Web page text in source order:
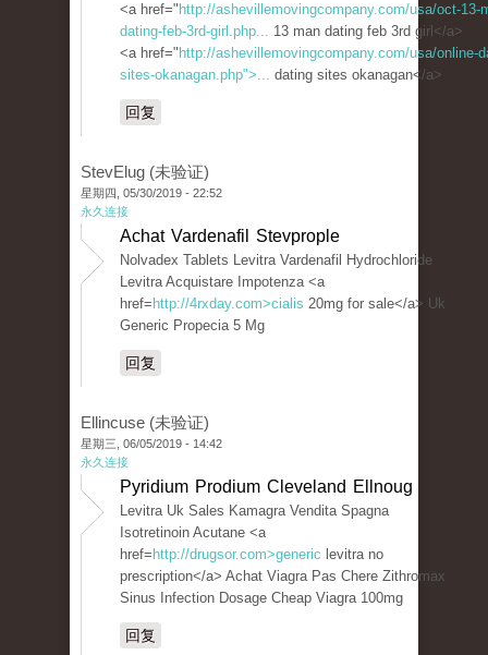
<a href=" http://ashevillemovingcompany.com/usa/oct-13-
dating-feb-3rd-girl.php... 13 man dating feb 3rd girl</a>
<a href=" http://ashevillemovingcompany.com/usa/online-
sites-okanagan.php">... dating sites okanagan</a>
回复
StevElug (未验证)
星期四, 05/30/2019 - 22:52
永久连接
Achat Vardenafil Stevprople
Nolvadex Tablets Levitra Vardenafil Hydrochloride
Levitra Acquistare Impotenza <a
href= http://4rxday.com>cialis 20mg for sale</a> Uk
Generic Propecia 5 Mg
回复
Ellincuse (未验证)
星期三, 06/05/2019 - 14:42
永久连接
Pyridium Prodium Cleveland Ellnoug
Levitra Uk Sales Kamagra Vendita Spagna
Isotretinoin Acutane <a
href= http://drugsor.com>generic levitra no
prescription</a> Achat Viagra Pas Chere Zithromax
Sinus Infection Dosage Cheap Viagra 100mg
回复